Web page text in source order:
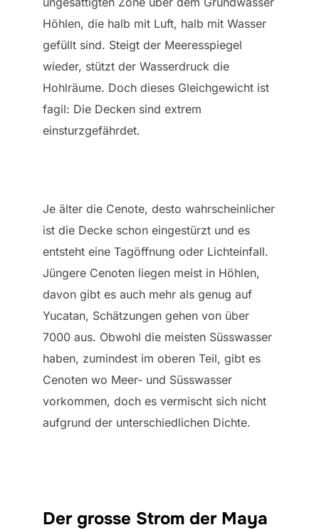
Höhlen, die halb mit Luft, halb mit Wasser
gefüllt sind. Steigt der Meeresspiegel
wieder, stützt der Wasserdruck die
Hohlräume. Doch dieses Gleichgewicht ist
fagil: Die Decken sind extrem
einsturzgefährdet.
Je älter die Cenote, desto wahrscheinlicher
ist die Decke schon eingestürzt und es
entsteht eine Tagöffnung oder Lichteinfall.
Jüngere Cenoten liegen meist in Höhlen,
davon gibt es auch mehr als genug auf
Yucatan, Schätzungen gehen von über
7000 aus. Obwohl die meisten Süsswasser
haben, zumindest im oberen Teil, gibt es
Cenoten wo Meer- und Süsswasser
vorkommen, doch es vermischt sich nicht
aufgrund der unterschiedlichen Dichte.
Der grosse Strom der Maya